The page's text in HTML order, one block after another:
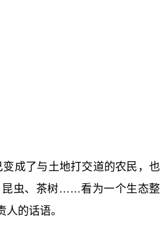
成了与土地打交道的农民，也
昆虫、茶树……看为一个生态整
的话语。